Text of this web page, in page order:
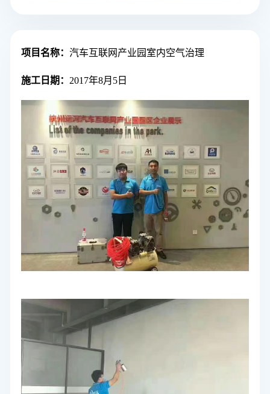
项目名称： 汽车互联网产业园 室内空气治理
施工日期： 2017年8月5日